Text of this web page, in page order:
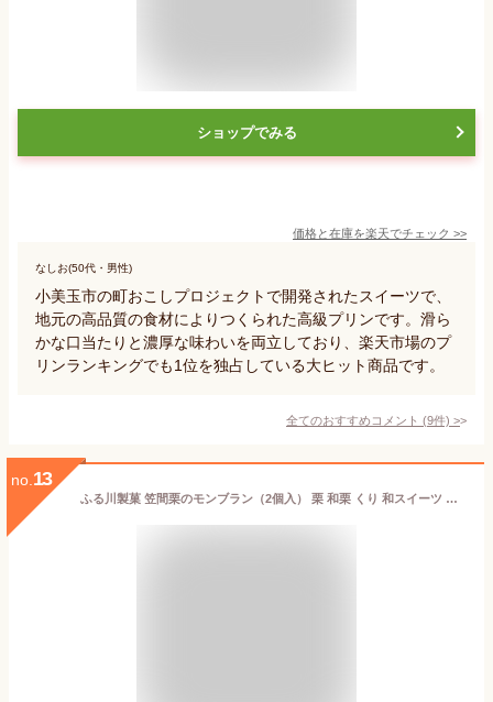
ショップでみる
価格と在庫を楽天でチェック >>
なしお(50代・男性)
小美玉市の町おこしプロジェクトで開発されたスイーツで、
地元の高品質の食材によりつくられた高級プリンです。滑ら
かな口当たりと濃厚な味わいを両立しており、楽天市場のプ
リンランキングでも1位を独占している大ヒット商品です。
全てのおすすめコメント (9件) >
no. 13
ふる川製菓 笠間栗のモンブラン（2個入） 栗 和栗 くり 和スイーツ 和菓子 ギフト お土産 茨城 お中元